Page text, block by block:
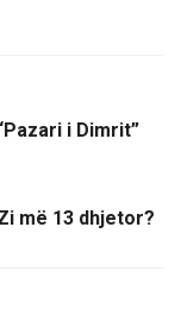
i Dimrit”
më 13 dhjetor?